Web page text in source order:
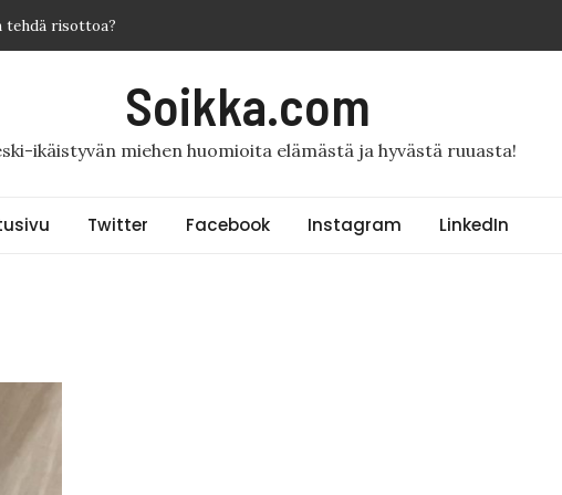
tehdä risottoa?
sisäfile sous vide, karpalokastike, puikulamuussia ja
Soikka.com
ikäistyvän miehen huomioita elämästä ja hyvästä ruuasta!
Twitter Facebook Instagram LinkedIn